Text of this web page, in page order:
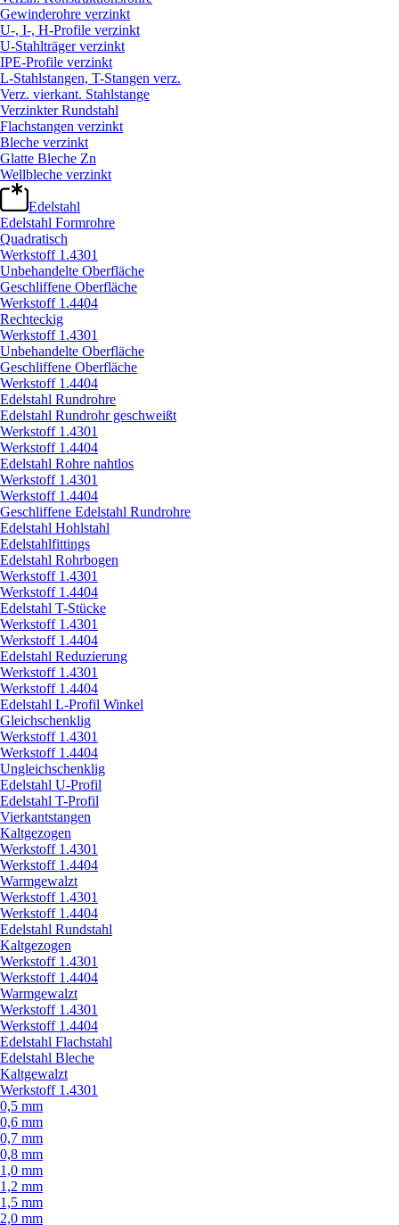
Gewinderohre verzinkt
U-, I-, H-Profile verzinkt
U-Stahlträger verzinkt
IPE-Profile verzinkt
L-Stahlstangen, T-Stangen verz.
Verz. vierkant. Stahlstange
Verzinkter Rundstahl
Flachstangen verzinkt
Bleche verzinkt
Glatte Bleche Zn
Wellbleche verzinkt
Edelstahl
Edelstahl Formrohre
Quadratisch
Werkstoff 1.4301
Unbehandelte Oberfläche
Geschliffene Oberfläche
Werkstoff 1.4404
Rechteckig
Werkstoff 1.4301
Unbehandelte Oberfläche
Geschliffene Oberfläche
Werkstoff 1.4404
Edelstahl Rundrohre
Edelstahl Rundrohr geschweißt
Werkstoff 1.4301
Werkstoff 1.4404
Edelstahl Rohre nahtlos
Werkstoff 1.4301
Werkstoff 1.4404
Geschliffene Edelstahl Rundrohre
Edelstahl Hohlstahl
Edelstahlfittings
Edelstahl Rohrbogen
Werkstoff 1.4301
Werkstoff 1.4404
Edelstahl T-Stücke
Werkstoff 1.4301
Werkstoff 1.4404
Edelstahl Reduzierung
Werkstoff 1.4301
Werkstoff 1.4404
Edelstahl L-Profil Winkel
Gleichschenklig
Werkstoff 1.4301
Werkstoff 1.4404
Ungleichschenklig
Edelstahl U-Profil
Edelstahl T-Profil
Vierkantstangen
Kaltgezogen
Werkstoff 1.4301
Werkstoff 1.4404
Warmgewalzt
Werkstoff 1.4301
Werkstoff 1.4404
Edelstahl Rundstahl
Kaltgezogen
Werkstoff 1.4301
Werkstoff 1.4404
Warmgewalzt
Werkstoff 1.4301
Werkstoff 1.4404
Edelstahl Flachstahl
Edelstahl Bleche
Kaltgewalzt
Werkstoff 1.4301
0,5 mm
0,6 mm
0,7 mm
0,8 mm
1,0 mm
1,2 mm
1,5 mm
2,0 mm